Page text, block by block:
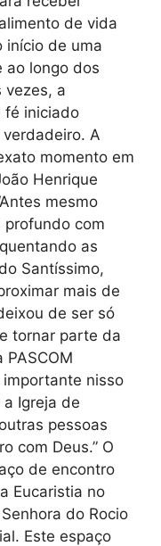
de vida
início de uma
ao longo dos
vezes, a
fé iniciado
A
momento em
Henrique
mesmo
profundo com
as
Santíssimo,
mais de
de ser só
tornar parte da
nisso
Igreja de
pessoas
com Deus.” O
de encontro
Eucaristia no
do Rocio
Este espaço